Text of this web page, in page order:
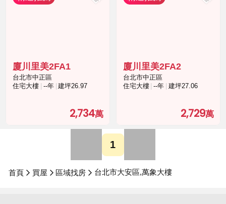
廈川里美2FA1
台北市中正區
住宅大樓
--年 建坪26.97
2,734
廈川里美2FA2
台北市中正區
住宅大樓
--年 建坪27.06
2,729
1
首頁 買屋 區域找房 台北市大安區,萬象大樓